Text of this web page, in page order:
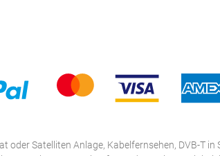
Satelliten Anlage, Kabelfernsehen, DVB-T